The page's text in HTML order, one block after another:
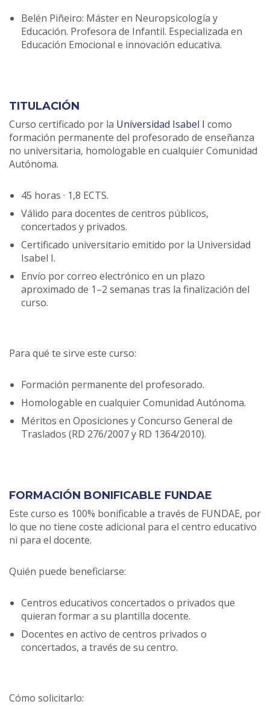
Belén Piñeiro: Máster en Neuropsicología y
Educación. Profesora de Infantil. Especializada en
Educación Emocional e innovación educativa.
TITULACIÓN
Curso certificado por la Universidad Isabel I como
formación permanente del profesorado de enseñanza
no universitaria, homologable en cualquier Comunidad
Autónoma.
45 horas · 1,8 ECTS.
Válido para docentes de centros públicos,
concertados y privados.
Certificado universitario emitido por la Universidad
Isabel I.
Envío por correo electrónico en un plazo
aproximado de 1–2 semanas tras la finalización del
curso.
Para qué te sirve este curso:
Formación permanente del profesorado.
Homologable en cualquier Comunidad Autónoma.
Méritos en Oposiciones y Concurso General de
Traslados (RD 276/2007 y RD 1364/2010).
FORMACIÓN BONIFICABLE FUNDAE
Este curso es 100% bonificable a través de FUNDAE, por
lo que no tiene coste adicional para el centro educativo
ni para el docente.
Quién puede beneficiarse:
Centros educativos concertados o privados que
quieran formar a su plantilla docente.
Docentes en activo de centros privados o
concertados, a través de su centro.
Cómo solicitarlo: